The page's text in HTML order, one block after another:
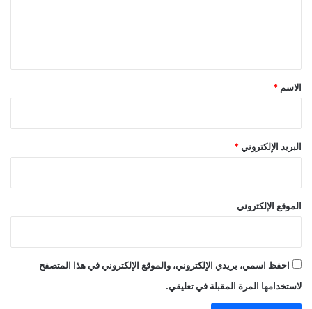
*
الاسم *
البريد الإلكتروني *
الموقع الإلكتروني
احفظ اسمي، بريدي الإلكتروني، والموقع الإلكتروني في هذا المتصفح
لاستخدامها المرة المقبلة في تعليقي.